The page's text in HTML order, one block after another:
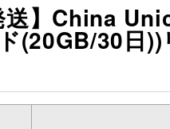
】China
(20GB/30日